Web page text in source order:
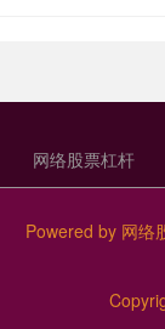
网络股票杠杆
Powered by 网络